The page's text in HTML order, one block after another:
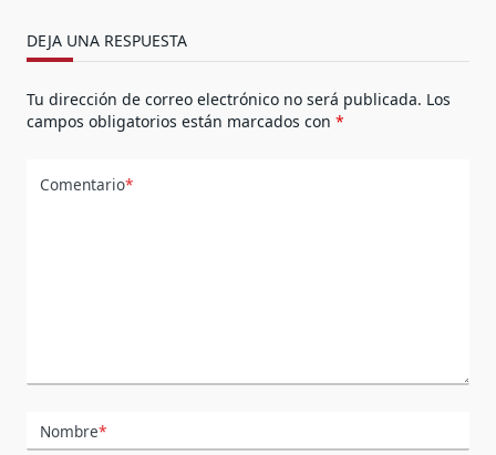
text">Página</span>
DEJA UNA RESPUESTA
Tu dirección de correo electrónico no será publicada. Los
campos obligatorios están marcados con *
Comentario*
Nombre*